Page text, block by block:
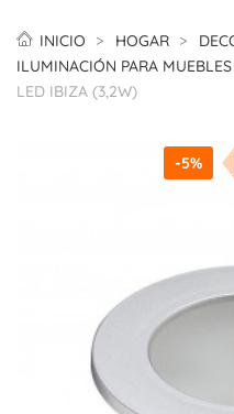
INICIO HOGAR
ILUMINACIÓN PARA MUEBLES
LED IBIZA (3,2W)
-5%